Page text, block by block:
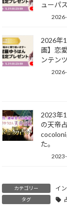
ューパ
2026年
画】恋
ンテン
2023年
の天帝
た。
カテゴリー イ
タグ